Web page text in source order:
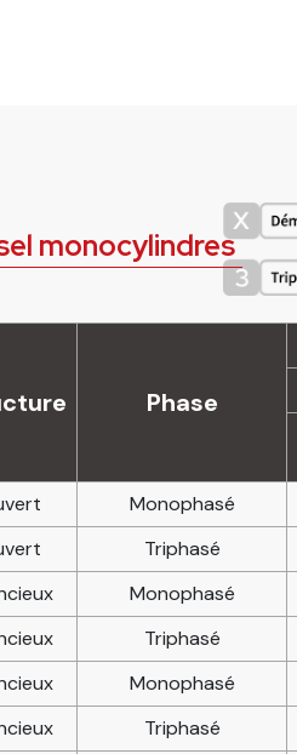
monocylindres
Phase
Monophasé
Triphasé
Monophasé
Triphasé
Monophasé
Triphasé